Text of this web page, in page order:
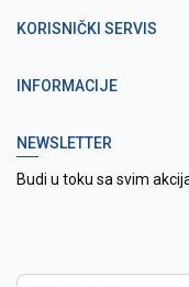
KORISNIČKI SERVIS
INFORMACIJE
NEWSLETTER
Budi u toku sa svim